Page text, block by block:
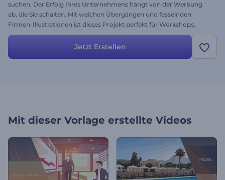
suchen. Der Erfolg Ihres Unternehmens hängt von der Werbung
ab, die Sie schalten. Mit weichen Übergängen und fesselnden
Firmen-Illustrationen ist dieses Projekt perfekt für Workshops,
Präsentationen neuer Projekte, Werbung für Produkt oder
Dienstleistung und mehr. Laden Sie einfach Ihre Bilder hoch,
verändern Sie Ihre Texte, fügen Sie Musik hinzu und schauen Sie sich
Jetzt Erstellen
Mit dieser Vorlage erstellte Videos